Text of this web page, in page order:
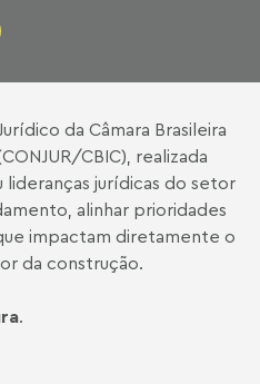
da Câmara Brasileira
CBIC), realizada
lideranças jurídicas do setor
alinhar prioridades
impactam diretamente o
da construção.
.